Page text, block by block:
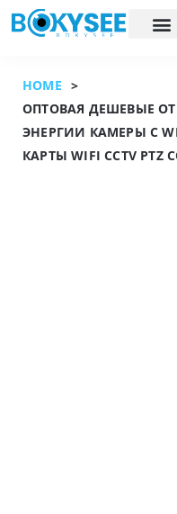
HOME >
ОПТОВАЯ ДЕШЕВЫЕ
ЭНЕРГИИ КАМЕРЫ С
КАРТЫ WIFI CCTV